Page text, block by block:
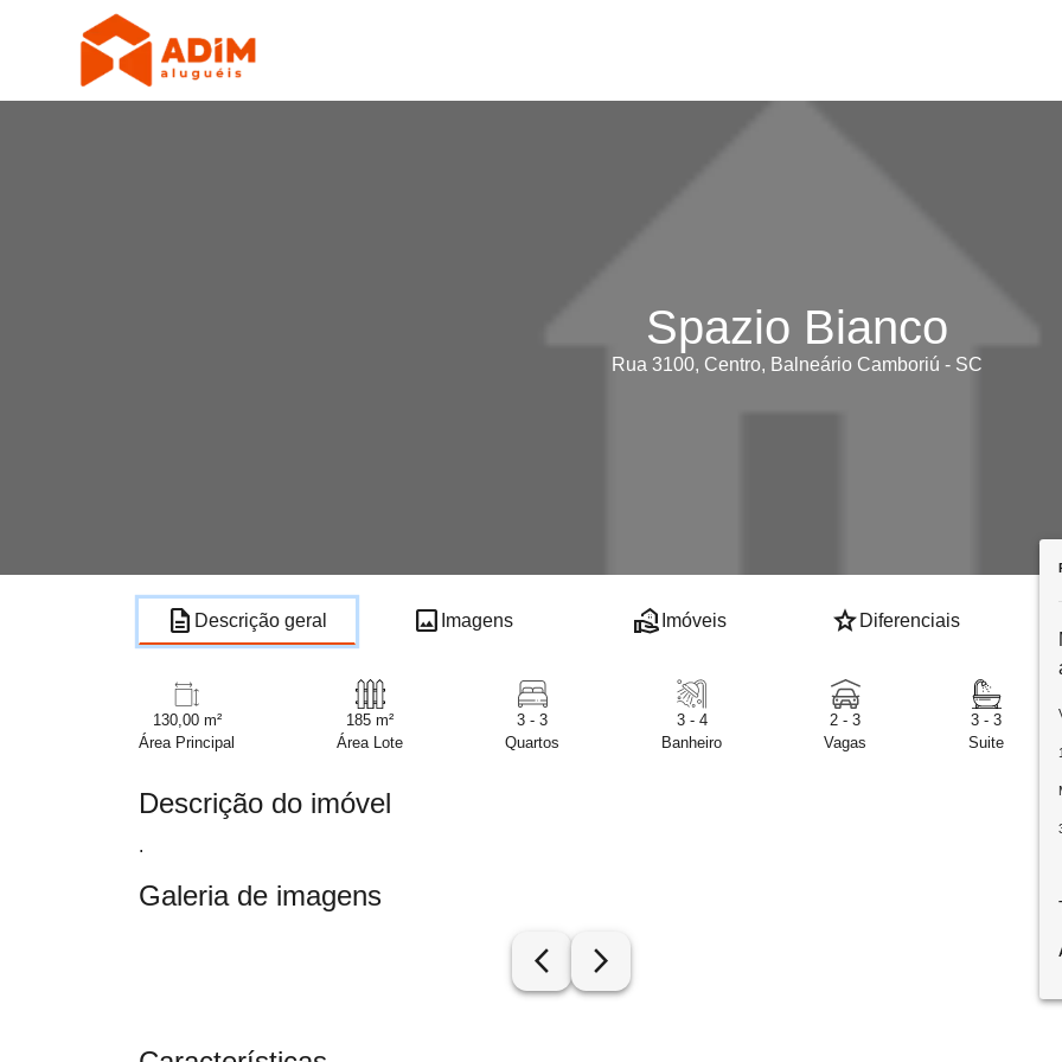
Spazio Bianco
Rua 3100, Centro, Balneário Camboriú - SC
description Descrição geral image Imagens real_estate_agent Imóveis star Diferenciais
130,00 m²
Área Principal
185 m²
Área Lote
3 - 3
Quartos
3 - 4
Banheiro
2 - 3
Vagas
3 - 3
Suite
Descrição do imóvel
.
Galeria de imagens
arrow_back_ios_new arrow_forward_ios